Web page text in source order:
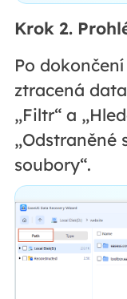
Krok 2.
Po
ztracená
„Filtr“ a
„Odstraněné
soubory“.